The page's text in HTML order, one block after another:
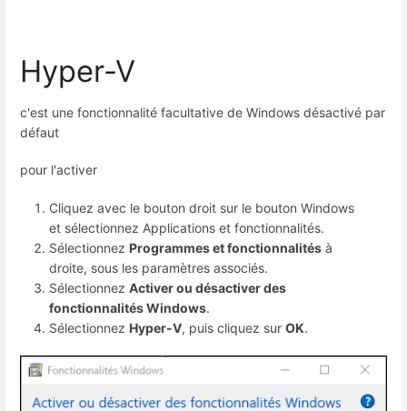
Hyper-V
c'est une fonctionnalité facultative de Windows désactivé par
défaut
pour l'activer
Cliquez avec le bouton droit sur le bouton Windows
et sélectionnez Applications et fonctionnalités.
Sélectionnez Programmes et fonctionnalités à
droite, sous les paramètres associés.
Sélectionnez Activer ou désactiver des
fonctionnalités Windows.
Sélectionnez Hyper-V, puis cliquez sur OK.